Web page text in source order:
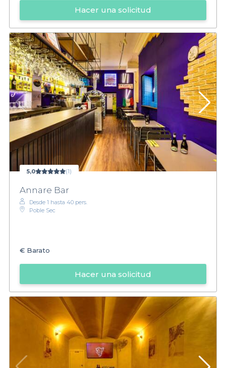
Hacer una solicitud
5,0 (1)
Annare Bar
Desde 1 hasta 40 pers.
Poble Sec
€ Barato
Hacer una solicitud